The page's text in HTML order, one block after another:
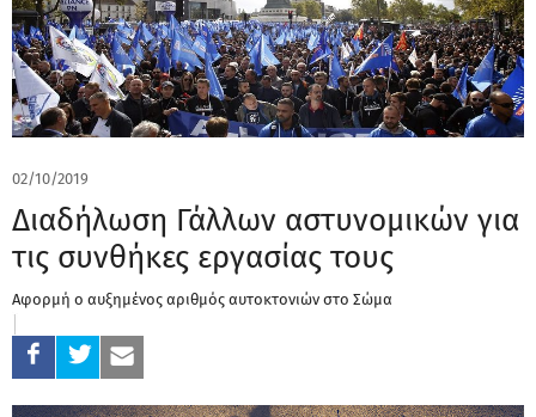
02/10/2019
Διαδήλωση Γάλλων αστυνομικών για
τις συνθήκες εργασίας τους
Αφορμή ο αυξημένος αριθμός αυτοκτονιών στο Σώμα